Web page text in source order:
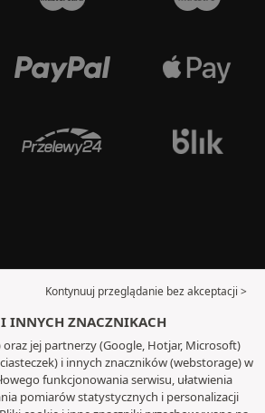
Kontynuuj przeglądanie bez akceptacji >
INNYCH ZNACZNIKACH
oraz jej partnerzy (Google, Hotjar, Microsoft)
i innych znaczników (webstorage) w
funkcjonowania serwisu, ułatwienia
pomiarów statystycznych i personalizacji